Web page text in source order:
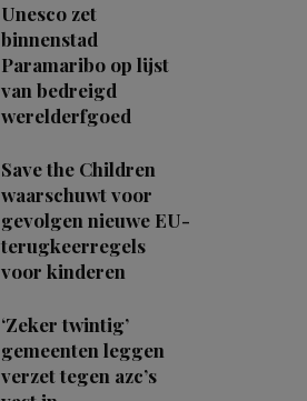
Unesco zet
binnenstad
Paramaribo op lijst
van bedreigd
werelderfgoed
Save the Children
waarschuwt voor
gevolgen nieuwe EU-
terugkeerregels
voor kinderen
‘Zeker twintig’
gemeenten leggen
verzet tegen azc’s